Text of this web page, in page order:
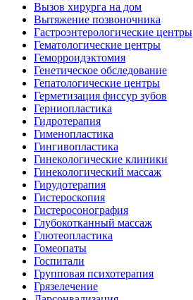
Вызов хирурга на дом
Вытяжение позвоночника
Гастроэнтерологические центры
Гематологические центры
Геморроидэктомия
Генетическое обследование
Гепатологические центры
Герметизация фиссур зубов
Герниопластика
Гидротерапия
Гименопластика
Гингивопластика
Гинекологические клиники
Гинекологический массаж
Гирудотерапия
Гистероскопия
Гистеросонография
Глубокотканный массаж
Глютеопластика
Гомеопаты
Госпитали
Групповая психотерапия
Грязелечение